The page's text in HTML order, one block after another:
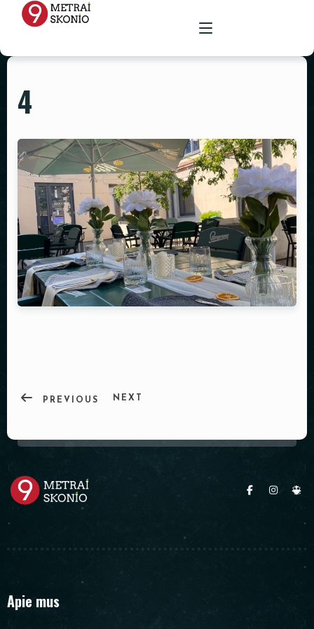
PAGRINDINIS
RENGINIŲ ERDVĖ
MAISTAS ŠVENTĖMS
MAITINIMAS VIETOJE
PARUOŠTAS MAISTAS ŠVENTĖMS
GALERIJA
KONTAKTAI
REKVIZITŲ NUOMA
STALAI
KĖDĖS
STALTIESĖS
VAZOS
ŽVAKIDĖS
4
PREVIOUS NEXT
Apie mus